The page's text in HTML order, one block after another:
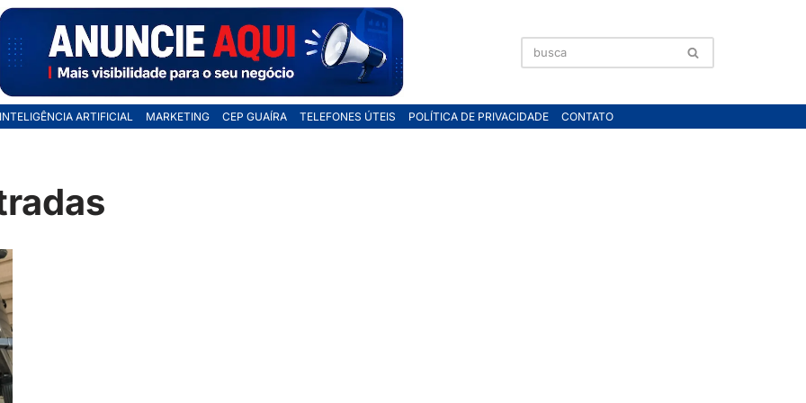
INTELIGÊNCIA ARTIFICIAL MARKETING CEP GUAÍRA TELEFONES ÚTEIS POLÍTICA DE PRIVACIDADE CONTATO